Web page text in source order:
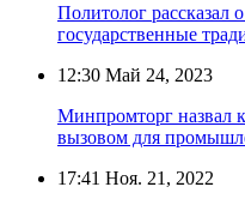
Политолог рассказал
государственные
12:30 Май 24, 2023
Минпромторг назвал
вызовом для
17:41 Ноя. 21, 2022